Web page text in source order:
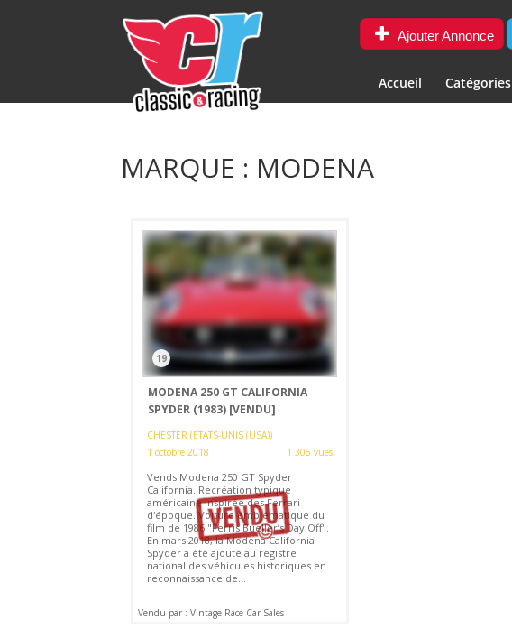
Ajouter Annonce
Accueil Catégories
MARQUE : MODENA
19
MODENA 250 GT CALIFORNIA
SPYDER (1983) [VENDU]
CHESTER (ETATS-UNIS (USA))
1 octobre 2018
1 306 vues
Vends Modena 250 GT Spyder
California. Recréation typique
américaine inspirée des Ferrari
d'époque. Voiture emblématique du
film de 1986 "Ferris Bueller’s Day Off".
En mars 2018, la Modena California
Spyder a été ajouté au registre
national des véhicules historiques en
reconnaissance de...
Vendu par : Vintage Race Car Sales